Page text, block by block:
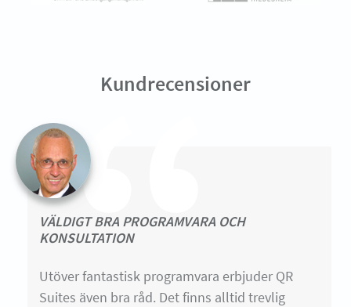
Kundrecensioner
VÄLDIGT BRA PROGRAMVARA OCH
KONSULTATION
Utöver fantastisk programvara erbjuder QR
Suites även bra råd. Det finns alltid trevlig